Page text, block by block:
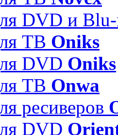
DVD и
ТВ Oniks
DVD Oniks
ТВ Onwa
ресиверов
DVD